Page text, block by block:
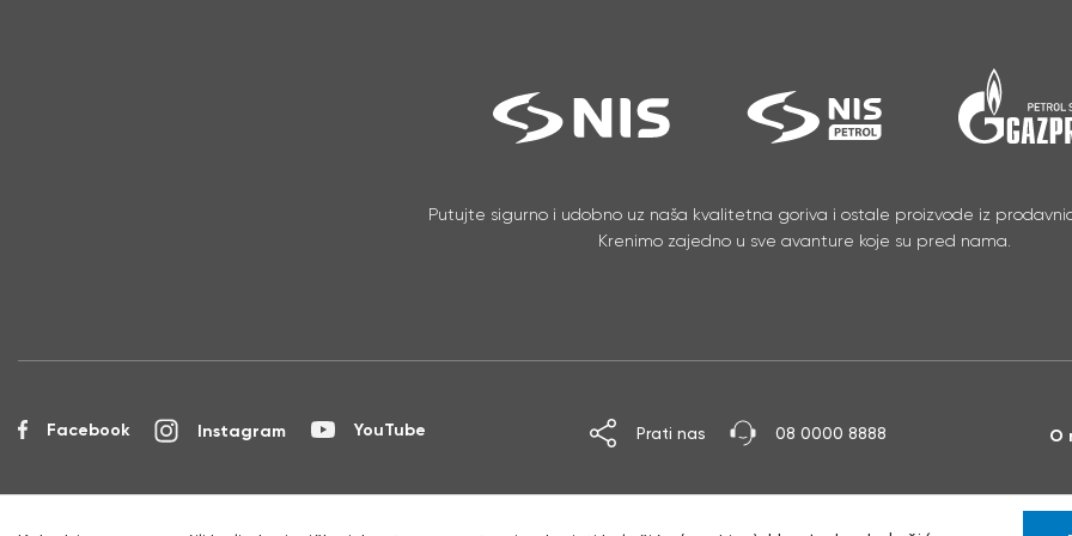
Putujte sigurno i udobno uz naša kvalitetna goriva i ostale proizvode iz
Krenimo zajedno u sve avanture koje su pred nama.
Facebook Instagram YouTube Prati nas 08 0000 8888 O